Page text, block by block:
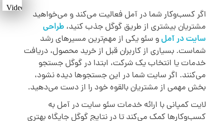
د
م
ا
ت
اگر کسب‌وکار شما در آمل فعالیت می‌کند و می‌خواهید
مشتریان بیشتری از طریق گوگل جذب کنید،طراحی
سایت در آملو سئو یکی از مهم‌ترین مسیرهای رشد
شماست. بسیاری از کاربران قبل از خرید محصول، دریافت
خدمات یا انتخاب یک شرکت، ابتدا در گوگل جستجو
می‌کنند. اگر سایت شما در این جستجوها دیده نشود،
بخش مهمی از مشتریان بالقوه خود را از دست می‌دهید.
لایت کمپانی با ارائه خدمات سئو سایت در آمل به
کسب‌وکارها کمک می‌کند تا در نتایج گوگل جایگاه بهتری